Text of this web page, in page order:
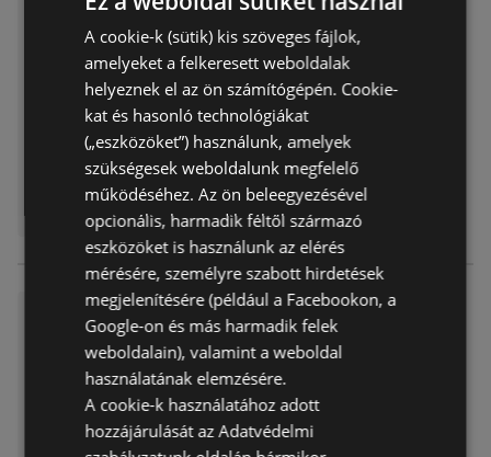
Diego újság érvényessége 20
25.12.31ig-
Akciós újság már nem érvényes
Lejárat dátuma: 2025.12.31
Távolság: 2,02 km
Diego újság érvényessége 20
25.11.30ig-
Lejárat dátuma:
Távolság: 2,02 km
A cookie-k (sütik) kis szöveges fájlok,
amelyeket a felkeresett weboldalak
helyeznek el az ön számítógépén. Cookie-
kat és hasonló technológiákat
(„eszközöket”) használunk, amelyek
szükségesek weboldalunk megfelelő
működéséhez. Az ön beleegyezésével
opcionális, harmadik féltől származó
eszközöket is használunk az elérés
mérésére, személyre szabott hirdetések
megjelenítésére (például a Facebookon, a
Google-on és más harmadik felek
weboldalain), valamint a weboldal
használatának elemzésére.
A cookie-k használatához adott
hozzájárulását az Adatvédelmi